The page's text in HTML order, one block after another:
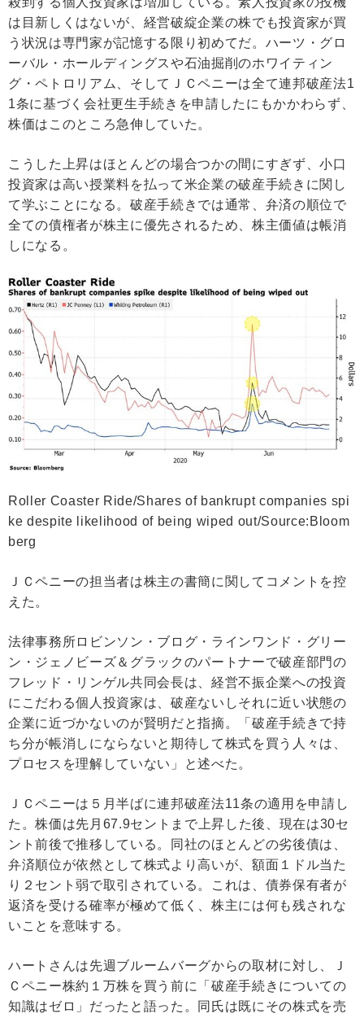
は目新しくはないが、経営破綻企業の株でも投資家が買
う状況は専門家が記憶する限り初めてだ。ハーツ・グロ
ーバル・ホールディングスや石油掘削のホワイティン
グ・ペトロリアム、そしてＪＣペニーは全て連邦破産法1
1条に基づく会社更生手続きを申請したにもかかわらず、
株価はこのところ急伸していた。
こうした上昇はほとんどの場合つかの間にすぎず、小口
投資家は高い授業料を払って米企業の破産手続きに関し
て学ぶことになる。破産手続きでは通常、弁済の順位で
全ての債権者が株主に優先されるため、株主価値は帳消
しになる。
Roller Coaster Ride/Shares of bankrupt companies spi
ke despite likelihood of being wiped out/Source:Bloom
berg
ＪＣペニーの担当者は株主の書簡に関してコメントを控
えた。
法律事務所ロビンソン・ブログ・ラインワンド・グリー
ン・ジェノビーズ＆グラックのパートナーで破産部門の
フレッド・リンゲル共同会長は、経営不振企業への投資
にこだわる個人投資家は、破産ないしそれに近い状態の
企業に近づかないのが賢明だと指摘。「破産手続きで持
ち分が帳消しにならないと期待して株式を買う人々は、
プロセスを理解していない」と述べた。
ＪＣペニーは５月半ばに連邦破産法11条の適用を申請し
た。株価は先月67.9セントまで上昇した後、現在は30セ
ント前後で推移している。同社のほとんどの劣後債は、
弁済順位が依然として株式より高いが、額面１ドル当た
り２セント弱で取引されている。これは、債券保有者が
返済を受ける確率が極めて低く、株主には何も残されな
いことを意味する。
ハートさんは先週ブルームバーグからの取材に対し、Ｊ
Ｃペニー株約１万株を買う前に「破産手続きについての
知識はゼロ」だったと語った。同氏は既にその株式を売